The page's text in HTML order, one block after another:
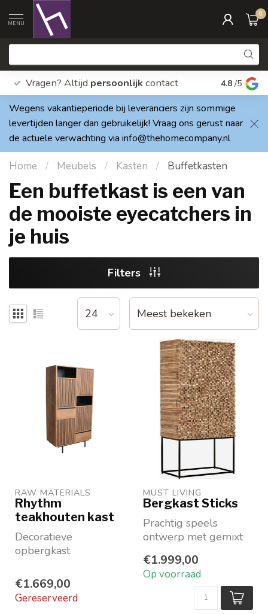
MENU
0
Vragen? Altijd persoonlijk contact Elke dag
4.8 /5
Wegens vakantieperiode bij leveranciers zijn sommige
levertijden langer dan gebruikelijk! Vraag ons gerust naar
de actuele verwachting via info@thehomecompany.nl
Home / Meubels / Kasten / Buffetkasten
Een buffetkast is een van
de mooiste eyecatchers in
je huis
Filters
RAW MATERIALS
Rhythm
teakhouten kast
Decoratieve
opbergkast
Open vakken deurtjes
en lades
Gehe...
€1.669,00
Gereserveerd
MUST LIVING
Bergkast Sticks
Prachtig speels
ontwerp met gemixt
Duurzaam gemaakt
van reststukjes h...
€1.999,00
Op voorraad